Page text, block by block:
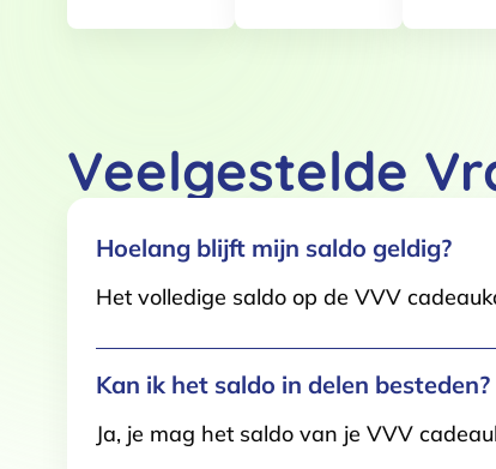
adverteren en analyse.
ze hebben verzameld op
Functioneel /
Veelgestelde
Hoelang blijft mijn saldo geldig?
Het volledige saldo op de VVV
Kan ik het saldo in delen besteden?
Ja, je mag het saldo van je VVV